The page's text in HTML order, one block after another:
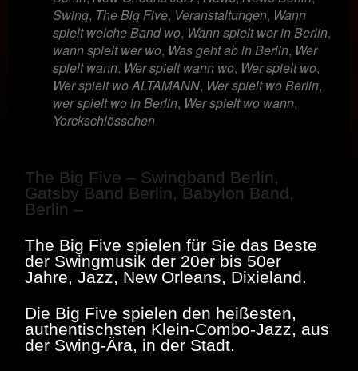
Swing, The Big Five, Veranstaltungen, Wann
spielt welche Band wo, Wann spielt wer in Berlin,
wann spielt wer wo, Was geht ab in Berlin, Wer
spielt wann, Wer spielt wann wo, Wer spielt wo,
Wer spielt wo ALTAMANN, Wer spielt wo Berlin,
wer spielt wo in Berlin, Wer spielt wo wann,
Yorckschlösschen
The Big Five – Swingband Berlin,
Gatsby Band Berlin, Babylon Band,
Berlin –
The Big Five spielen für Sie das Beste
der Swingmusik der 20er bis 50er
Jahre, Jazz, New Orleans, Dixieland.
Die Big Five spielen den heißesten,
authentischsten Klein-Combo-Jazz, aus
der Swing-Ära, in der Stadt.